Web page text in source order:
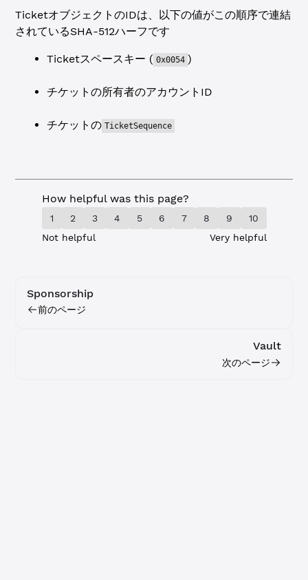
TicketオブジェクトのIDは、以下の値がこの順序で連結
されているSHA-512ハーフです
Ticketスペースキー ( 0x0054 )
チケットの所有者のアカウントID
チケットの TicketSequence
How helpful was this page?
1 2 3 4 5 6 7 8 9
10
Not helpful
Very helpful
Sponsorship
前のページ
Vault
次のページ